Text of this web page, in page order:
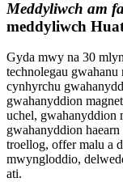
Meddyliwch am
meddyliwch
Gyda mwy na 30
technolegau
cynhyrchu
gwahanyddion
uchel, gwahanyddion
gwahanyddion
troellog, offer malu a
mwyngloddio,
ati.